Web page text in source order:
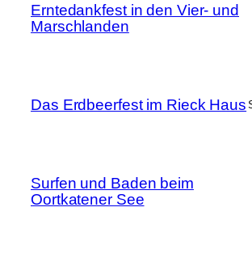
Erntedankfest in den Vier- und
Marschlanden
Das Erdbeerfest im Rieck Haus
Surfen und Baden beim
Oortkatener See